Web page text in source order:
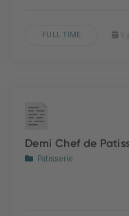
FULL TIME 5
Demi Chef de
Patisserie